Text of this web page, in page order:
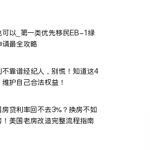
可以_第一类优先移民EB-1绿
请最全攻略
不靠谱经纪人，别慌！知道这4
护自己合法权益！
房贷利率回不去3%？换房不如
！美国老房改造完整流程指南